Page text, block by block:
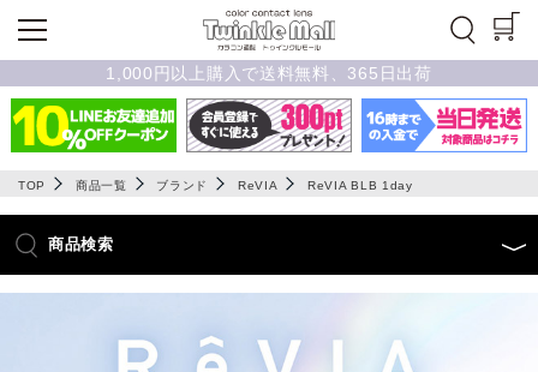
1,000円以上購入で送料無料、365日出荷
TOP 商品一覧 ブランド ReVIA ReVIA BLB 1day
商品検索